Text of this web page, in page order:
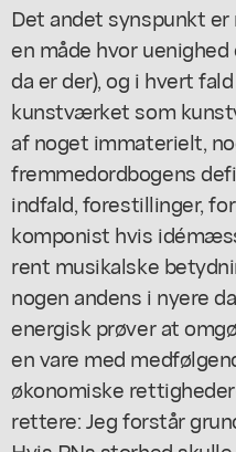
Det andet synspunkt
en måde hvor
da er der), og i hvert
kunstværket som
af noget immaterielt,
fremmedordbogens
indfald, forestillinger,
komponist hvis
rent musikalske
nogen andens i nyere
energisk prøver at
en vare med
økonomiske
rettere: Jeg forstår